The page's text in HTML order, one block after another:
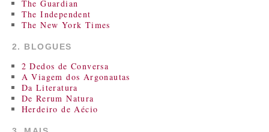
The Guardian
The Independent
The New York Times
2. BLOGUES
2 Dedos de Conversa
A Viagem dos Argonautas
Da Literatura
De Rerum Natura
Herdeiro de Aécio